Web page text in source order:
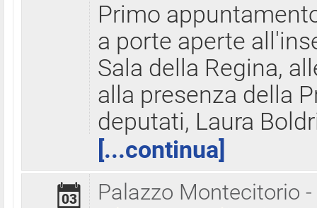
Primo
a porte aperte
Sala della Regina,
alla presenza della
deputati, Laura
[...continua]
Palazzo Montecitorio
03